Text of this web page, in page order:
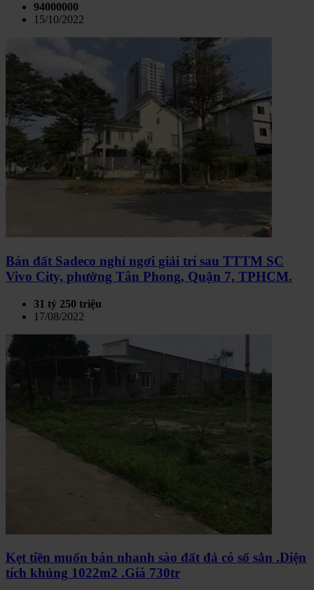
94000000
15/10/2022
Bán đất Sadeco nghỉ ngơi giải trí sau TTTM SC
Vivo City, phường Tân Phong, Quận 7, TPHCM.
31 tỷ 250 triệu
17/08/2022
Kẹt tiền muốn bán nhanh sào đất đả có sổ sẳn .Diện
tích khủng 1022m2 .Gíá 730tr